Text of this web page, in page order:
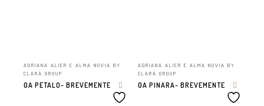
ADRIANA ALIER E ALMA NOVIA BY
CLARÁ GROUP
0A PETALO- BREVEMENTE
ADRIANA ALIER E ALMA NOVIA BY
CLARÁ GROUP
0A PINARA- BREVEMENTE